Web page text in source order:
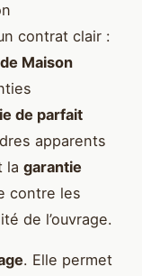
contrat clair :
Maison
de parfait
apparents
la garantie
contre les
de l’ouvrage.
. Elle permet